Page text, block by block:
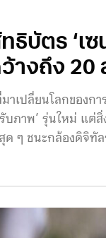
ธิบัตร ‘เ
ว้างถึง
าเปลี่ยนโลกของก
รับภาพ’ รุ่นใหม่ แ
ๆ ชนะกล้องดิจิทัล